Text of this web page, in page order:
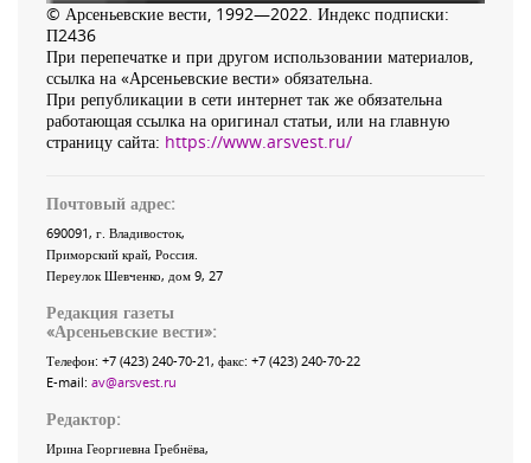
© Арсеньевские вести, 1992—2022. Индекс подписки:
П2436
При перепечатке и при другом использовании материалов,
ссылка на «Арсеньевские вести» обязательна.
При републикации в сети интернет так же обязательна
работающая ссылка на оригинал статьи, или на главную
страницу сайта: https://www.arsvest.ru/
Почтовый адрес:
690091, г. Владивосток,
Приморский край, Россия
Переулок Шевченко, дом 9, 27
Редакция газеты
«Арсеньевские вести»:
Телефон: +7 (423) 240-70-21, факс: +7 (423) 240-70-22
E-mail: av@arsvest.ru
Редактор:
Ирина Георгиевна Гребнёва,